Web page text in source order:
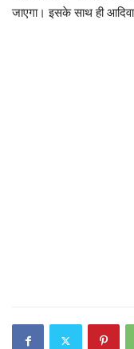
जाएगा। इसके साथ ही